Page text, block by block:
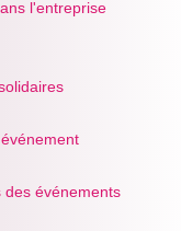
l'entreprise
des événements